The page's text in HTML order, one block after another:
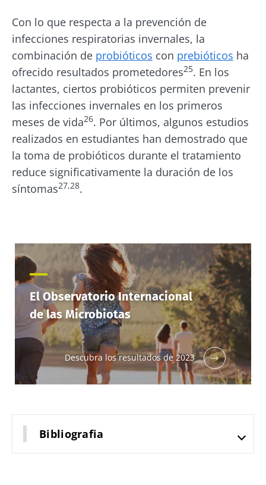
Con lo que respecta a la prevención de
infecciones respiratorias invernales, la
combinación de probióticos con prebióticos ha
ofrecido resultados prometedores25. En los
lactantes, ciertos probióticos permiten prevenir
las infecciones invernales en los primeros
meses de vida26. Por últimos, algunos estudios
realizados en estudiantes han demostrado que
la toma de probióticos durante el tratamiento
reduce significativamente la duración de los
síntomas27,28.
El Observatorio Internacional
de las Microbiotas
Descubra los resultados de 2023
Bibliografia